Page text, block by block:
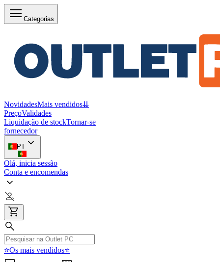
Categorias
NovidadesMais vendidos⇊
PreçoValidades
Liquidação de stockTornar-se
fornecedor
PT
Olá, inicia sessão
Conta e encomendas
⭐Os mais vendidos⭐